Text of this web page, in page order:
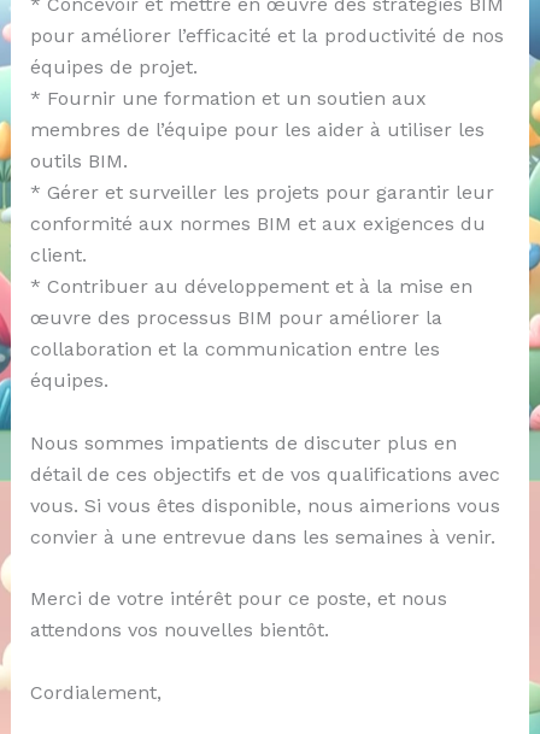
pour améliorer l’efficacité et la productivité de nos
équipes de projet.
* Fournir une formation et un soutien aux
membres de l’équipe pour les aider à utiliser les
outils BIM.
* Gérer et surveiller les projets pour garantir leur
conformité aux normes BIM et aux exigences du
client.
* Contribuer au développement et à la mise en
œuvre des processus BIM pour améliorer la
collaboration et la communication entre les
équipes.
Nous sommes impatients de discuter plus en
détail de ces objectifs et de vos qualifications avec
vous. Si vous êtes disponible, nous aimerions vous
convier à une entrevue dans les semaines à venir.
Merci de votre intérêt pour ce poste, et nous
attendons vos nouvelles bientôt.
Cordialement,